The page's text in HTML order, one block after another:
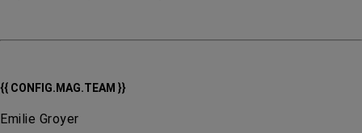
{{ CONFIG.MAG.TEAM }}
Emilie Groyer